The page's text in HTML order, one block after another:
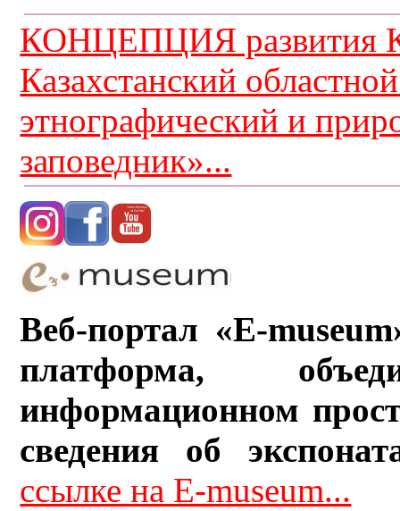
КОНЦЕПЦИЯ развития
Казахстанский
этнографический и
заповедник»...
Веб-портал «E-
платформа,
информационном
сведения об
ссылке на E-museum...